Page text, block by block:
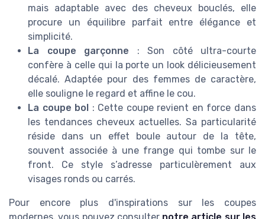
mais adaptable avec des cheveux bouclés, elle
procure un équilibre parfait entre élégance et
simplicité.
La coupe garçonne : Son côté ultra-courte
confère à celle qui la porte un look délicieusement
décalé. Adaptée pour des femmes de caractère,
elle souligne le regard et affine le cou.
La coupe bol : Cette coupe revient en force dans
les tendances cheveux actuelles. Sa particularité
réside dans un effet boule autour de la tête,
souvent associée à une frange qui tombe sur le
front. Ce style s’adresse particulèrement aux
visages ronds ou carrés.
Pour encore plus d'inspirations sur les coupes
modernes, vous pouvez consulter notre article sur les